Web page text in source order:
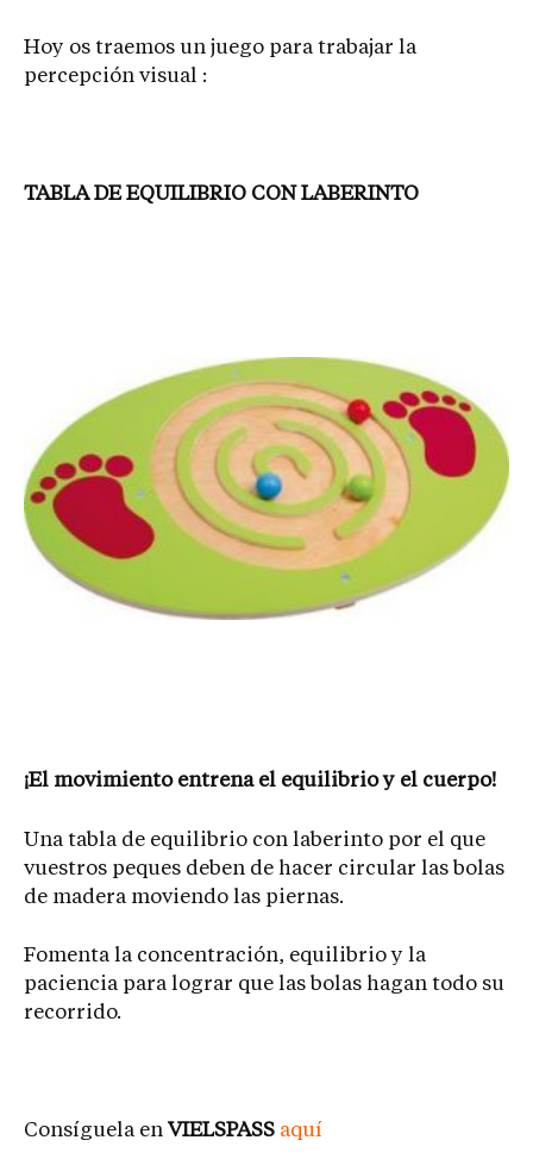
Hoy os traemos un juego para trabajar la
percepción visual :
TABLA DE EQUILIBRIO CON LABERINTO
¡El movimiento entrena el equilibrio y el cuerpo!
Una tabla de equilibrio con laberinto por el que
vuestros peques deben de hacer circular las bolas
de madera moviendo las piernas.
Fomenta la concentración, equilibrio y la
paciencia para lograr que las bolas hagan todo su
recorrido.
Consíguela en VIELSPASS aquí